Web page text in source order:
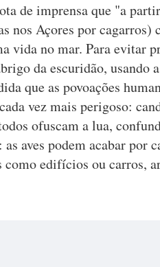
de imprensa que "a
nos Açores por cagarros)
vida no mar. Para evitar
da escuridão, usando
que as povoações
vez mais perigoso:
ofuscam a lua,
as aves podem acabar por
como edifícios ou carros,